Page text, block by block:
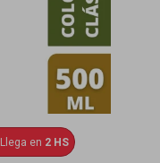
Llega en 2 HS